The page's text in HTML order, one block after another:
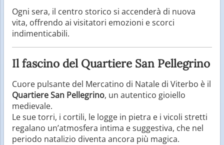
Ogni sera, il centro storico si accenderà di nuova
vita, offrendo ai visitatori emozioni e scorci
indimenticabili.
Il fascino del Quartiere San Pellegrino
Cuore pulsante del Mercatino di Natale di Viterbo è il
Quartiere San Pellegrino, un autentico gioiello
medievale.
Le sue torri, i cortili, le logge in pietra e i vicoli stretti
regalano un’atmosfera intima e suggestiva, che nel
periodo natalizio diventa ancora più magica.